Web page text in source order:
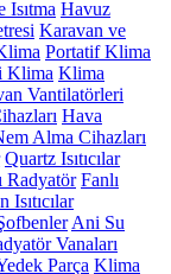
Isıtma Havuz
Karavan ve
Portatif Klima
Klima Klima
Vantilatörleri
Hava
Alma Cihazları
Quartz Isıtıcılar
Radyatör Fanlı
Isıtıcılar
Ani Su
Vanaları
Parça Klima